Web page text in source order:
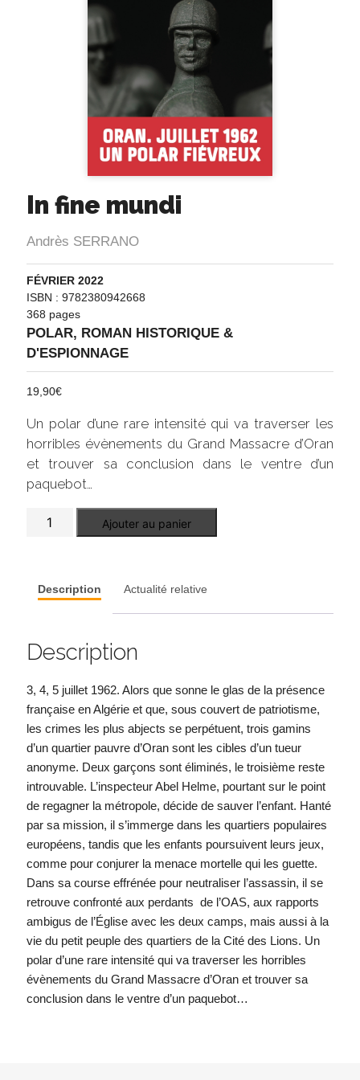
In fine mundi
Andrès SERRANO
FÉVRIER 2022
ISBN : 9782380942668
368 pages
POLAR, ROMAN HISTORIQUE &
D'ESPIONNAGE
19,90€
Un polar d’une rare intensité qui va traverser les
horribles évènements du Grand Massacre d’Oran
et trouver sa conclusion dans le ventre d’un
paquebot…
Ajouter au panier
Description Actualité relative
Description
3, 4, 5 juillet 1962. Alors que sonne le glas de la présence
française en Algérie et que, sous couvert de patriotisme,
les crimes les plus abjects se perpétuent, trois gamins
d’un quartier pauvre d’Oran sont les cibles d’un tueur
anonyme. Deux garçons sont éliminés, le troisième reste
introuvable. L’inspecteur Abel Helme, pourtant sur le point
de regagner la métropole, décide de sauver l’enfant. Hanté
par sa mission, il s’immerge dans les quartiers populaires
européens, tandis que les enfants poursuivent leurs jeux,
comme pour conjurer la menace mortelle qui les guette.
Dans sa course effrénée pour neutraliser l’assassin, il se
retrouve confronté aux perdants de l’OAS, aux rapports
ambigus de l’Église avec les deux camps, mais aussi à la
vie du petit peuple des quartiers de la Cité des Lions. Un
polar d’une rare intensité qui va traverser les horribles
évènements du Grand Massacre d’Oran et trouver sa
conclusion dans le ventre d’un paquebot…